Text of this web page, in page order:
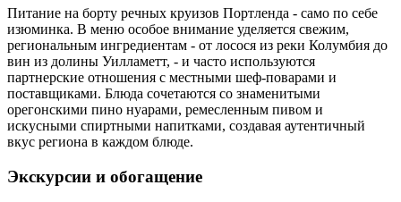
Питание на борту речных круизов Портленда - само по себе
изюминка. В меню особое внимание уделяется свежим,
региональным ингредиентам - от лосося из реки Колумбия до
вин из долины Уилламетт, - и часто используются
партнерские отношения с местными шеф-поварами и
поставщиками. Блюда сочетаются со знаменитыми
орегонскими пино нуарами, ремесленным пивом и
искусными спиртными напитками, создавая аутентичный
вкус региона в каждом блюде.
Экскурсии и обогащение